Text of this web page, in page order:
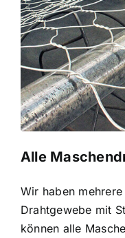
Alle
Wir haben
Drahtgewebe mit
können alle